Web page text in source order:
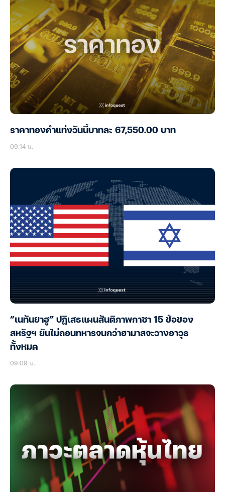
ราคาทองคำแท่งวันนี้บาทละ 67,550.00 บาท
09:14 น.
“เนทันยาฮู” ปฏิเสธแผนสันติภาพกาซา 15 ข้อของ
สหรัฐฯ ยันไม่ถอนทหารจนกว่าฮามาสจะวางอาวุธ
ทั้งหมด
09:09 น.